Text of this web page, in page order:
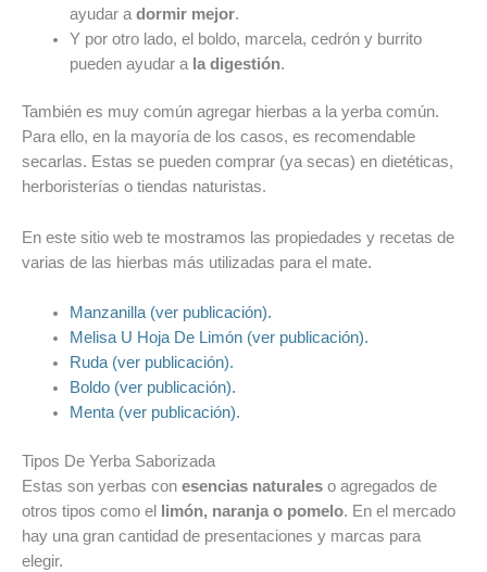
ayudar a dormir mejor.
Y por otro lado, el boldo, marcela, cedrón y burrito
pueden ayudar a la digestión.
También es muy común agregar hierbas a la yerba común.
Para ello, en la mayoría de los casos, es recomendable
secarlas. Estas se pueden comprar (ya secas) en dietéticas,
herboristerías o tiendas naturistas.
En este sitio web te mostramos las propiedades y recetas de
varias de las hierbas más utilizadas para el mate.
Manzanilla (ver publicación).
Melisa U Hoja De Limón (ver publicación).
Ruda (ver publicación).
Boldo (ver publicación).
Menta (ver publicación).
Tipos De Yerba Saborizada
Estas son yerbas con esencias naturales o agregados de
otros tipos como el
limón, naranja o pomelo. En el mercado
hay una gran cantidad de presentaciones y marcas para
elegir.